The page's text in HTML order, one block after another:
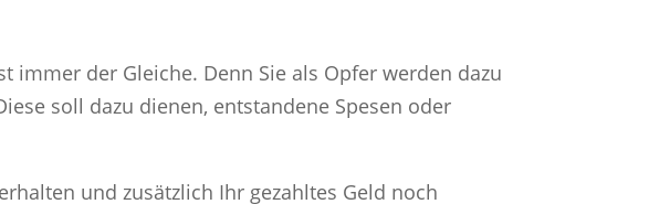
immer der Gleiche. Denn Sie als Opfer werden dazu
soll dazu dienen, entstandene Spesen oder
und zusätzlich Ihr gezahltes Geld noch